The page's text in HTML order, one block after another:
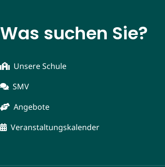
Was suchen Sie?
Unsere Schule
SMV
Angebote
Veranstaltungskalender